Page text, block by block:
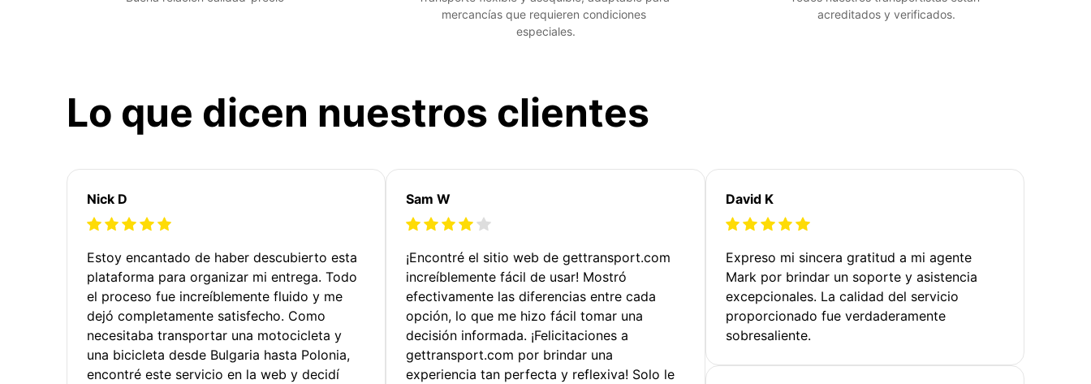
mercancías que requieren condiciones
especiales.
acreditados y verificados.
Lo que dicen nuestros clientes
Nick D
Estoy encantado de haber descubierto esta
plataforma para organizar mi entrega. Todo
el proceso fue increíblemente fluido y me
dejó completamente satisfecho. Como
necesitaba transportar una motocicleta y
una bicicleta desde Bulgaria hasta Polonia,
encontré este servicio en la web y decidí
Sam W
¡Encontré el sitio web de gettransport.com
increíblemente fácil de usar! Mostró
efectivamente las diferencias entre cada
opción, lo que me hizo fácil tomar una
decisión informada. ¡Felicitaciones a
gettransport.com por brindar una
experiencia tan perfecta y reflexiva! Solo le
David K
Expreso mi sincera gratitud a mi agente
Mark por brindar un soporte y asistencia
excepcionales. La calidad del servicio
proporcionado fue verdaderamente
sobresaliente.